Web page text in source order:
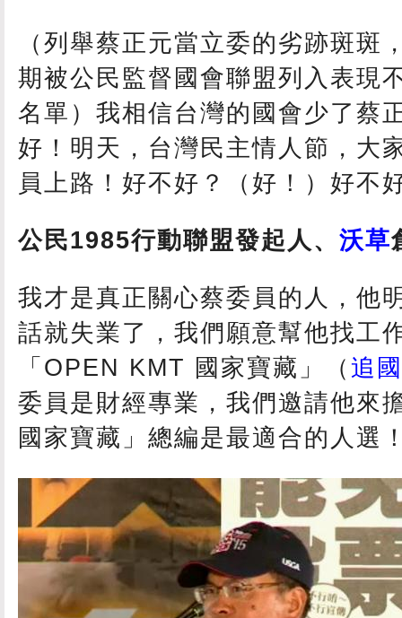
（列舉蔡正元當立委的劣跡斑斑
期被公民監督國會聯盟列入表現
名單）我相信台灣的國會少了蔡
好！明天，台灣民主情人節，大
員上路！好不好？（好！）好不
公民1985行動聯盟發起人、 沃草
我才是真正關心蔡委員的人，他
話就失業了，我們願意幫他找工
「OPEN KMT 國家寶藏」（ 追
委員是財經專業，我們邀請他來
國家寶藏」總編是最適合的人選